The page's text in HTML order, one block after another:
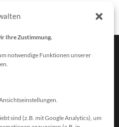
Ihre Zustimmung.
notwendige Funktionen unserer
sind (z.B. mit Google Analytics), um